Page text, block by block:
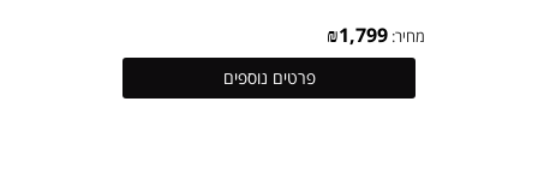
מחיר: ₪1,799
פרטים נוספים